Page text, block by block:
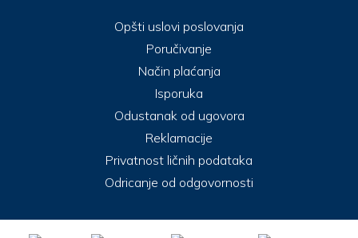
Opšti uslovi poslovanja
Poručivanje
Način plaćanja
Isporuka
Odustanak od ugovora
Reklamacije
Privatnost ličnih podataka
Odricanje od odgovornosti